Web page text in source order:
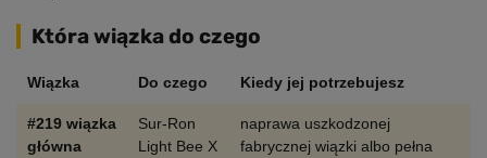
Która wiązka do czego
Wiązka Do czego Kiedy jej potrzebujesz
#219 wiązka
główna
Sur-Ron
Light Bee X
naprawa uszkodzonej
fabrycznej wiązki albo pełna